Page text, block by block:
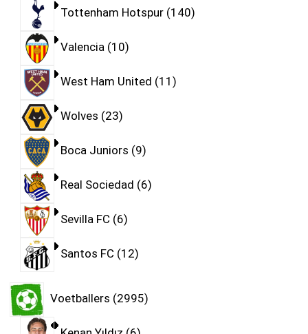
Tottenham Hotspur 140
Valencia 10
West Ham United 11
Wolves 23
Boca Juniors 9
Real Sociedad 6
Sevilla FC 6
Santos FC 12
Voetballers 2995